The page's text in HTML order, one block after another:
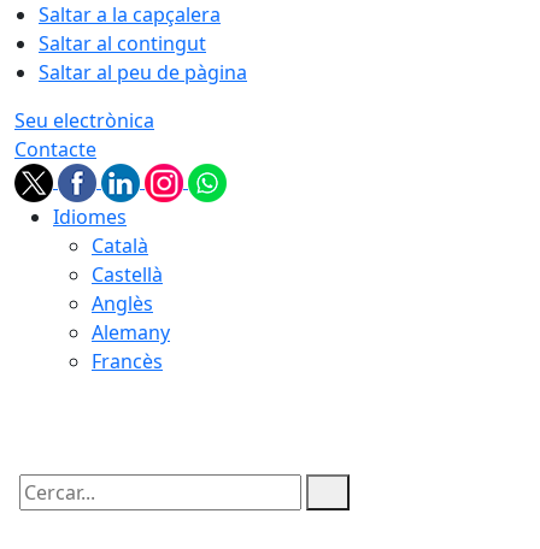
Saltar a la capçalera
Saltar al contingut
Saltar al peu de pàgina
Seu electrònica
Contacte
Idiomes
Català
Castellà
Anglès
Alemany
Francès
Cercar: